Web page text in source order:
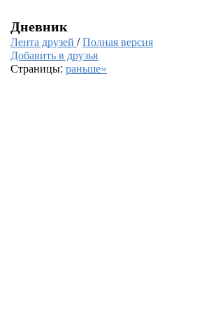
Дневник
Лента друзей /Полная версия
Добавить в друзья
Страницы: раньше»